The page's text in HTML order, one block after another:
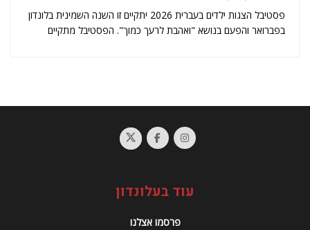
פסטיבל הצגות ילדים בעברית 2026 יתקיים זו השנה השמינית בלונדון
בפברואר והפעם בנושא "ואהבת לרעך כמוך". הפסטיבל מתקיים
עוד בעלונדון
פרסמו אצלנו